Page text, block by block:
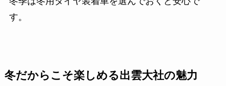
す。
冬だからこそ楽しめる出雲大社の魅力